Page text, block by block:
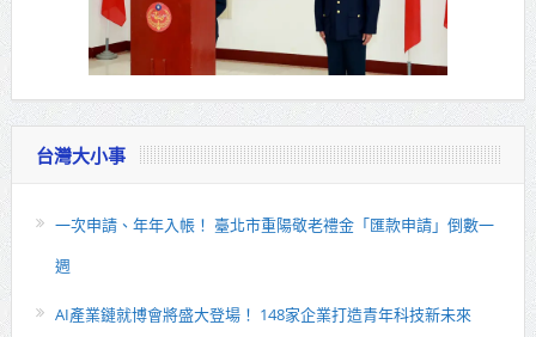
台灣大小事
一次申請、年年入帳！ 臺北市重陽敬老禮金「匯款申請」倒數一
週
AI產業鏈就博會將盛大登場！ 148家企業打造青年科技新未來